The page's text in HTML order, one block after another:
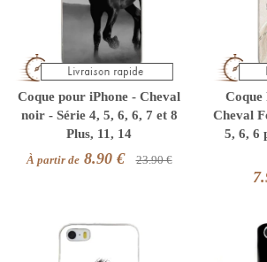
Coque pour iPhone - Cheval
noir - Série 4, 5, 6, 6, 7 et 8
Plus, 11, 14
À partir de8.90 € 23.90 €
Coque
Cheval
5, 6, 6